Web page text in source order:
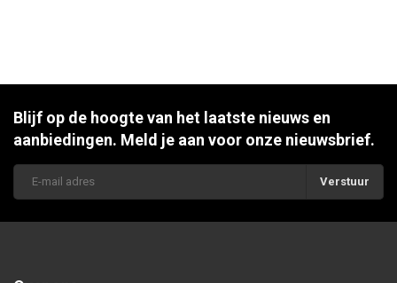
Blijf op de hoogte van het laatste nieuws en
aanbiedingen. Meld je aan voor onze nieuwsbrief.
Verstuur